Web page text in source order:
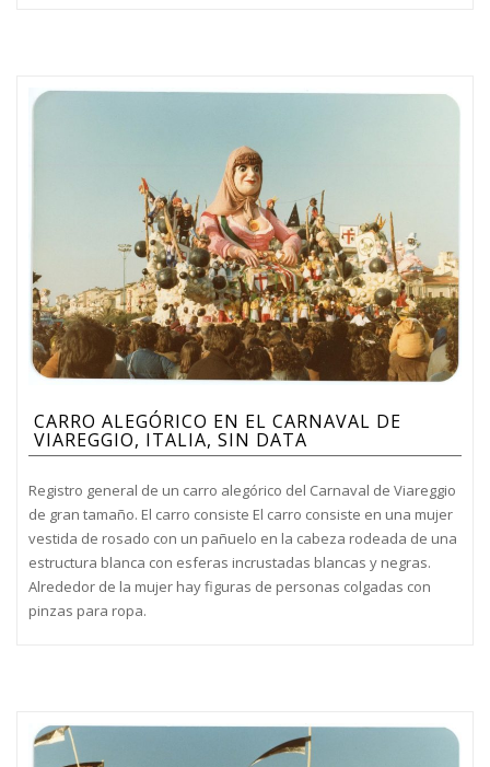
CARRO ALEGÓRICO EN EL CARNAVAL DE
VIAREGGIO, ITALIA, SIN DATA
Registro general de un carro alegórico del Carnaval de Viareggio
de gran tamaño. El carro consiste El carro consiste en una mujer
vestida de rosado con un pañuelo en la cabeza rodeada de una
estructura blanca con esferas incrustadas blancas y negras.
Alrededor de la mujer hay figuras de personas colgadas con
pinzas para ropa.